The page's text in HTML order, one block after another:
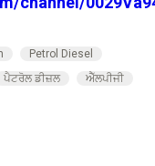
Petrol Diesel
ਪੈਟਰੋਲ ਡੀਜ਼ਲ ਐੱਲਪੀਜੀ